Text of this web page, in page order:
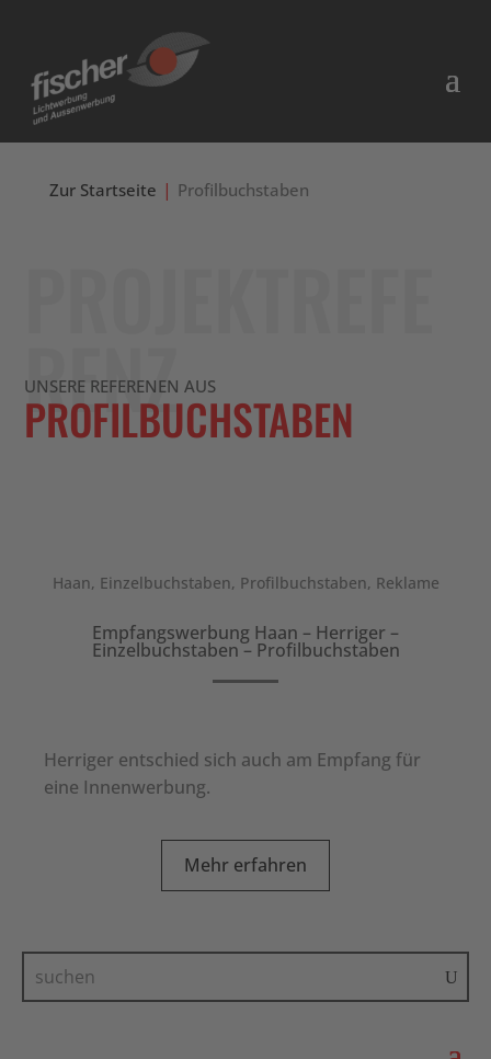
Zur Startseite Profilbuchstaben
RENZ
UNSERE REFERENEN AUS
PROFILBUCHSTABEN
Haan, Einzelbuchstaben, Profilbuchstaben, Reklame
Empfangswerbung Haan – Herriger –
Einzelbuchstaben – Profilbuchstaben
Herriger entschied sich auch am Empfang für
eine Innenwerbung.
Mehr erfahren